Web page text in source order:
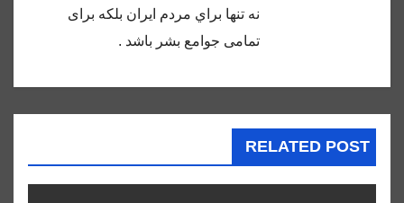
نه تنها براي مردم ايران بلكه براى
تمامى جوامع بشر باشد .
RELATED POST